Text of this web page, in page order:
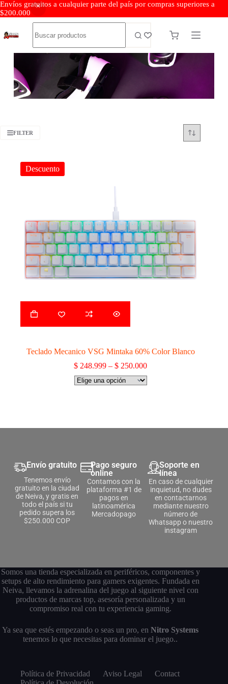
Envíos gratuitos a cualquier parte del país por compras superiores a
$200.000
FILTER
Descuento
Teclado Mecanico VSG Mintaka 60% Color Blanco
$ 248.999 – $ 250.000
Envío gratuito
Tenemos envío
gratuito en la ciudad
de Neiva, y gratis en
todo el país si tu
pedido supera los
$250.000 COP
Pago seguro
online
Contamos con la
plataforma #1 de
pagos en
latinoamérica
Mercadopago
Soporte en
línea
En caso de cualquier
inquietud, no dudes
en contactarnos
mediante nuestro
número de
Whatsapp o nuestro
instagram
Somos una tienda especializada en periféricos, componentes y
setups de alto rendimiento para gamers exigentes. Fundada en
Neiva, llevamos la adrenalina del juego al siguiente nivel con
productos de marcas top, asesoría personalizada y un
compromiso real con tu experiencia gaming.
Ya sea que estés empezando o seas un pro, enNitro Systems
tenemos lo que necesitas para dominar el juego..
Política de Privacidad Aviso Legal
Contact